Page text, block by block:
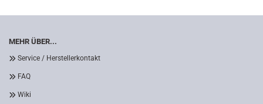
MEHR ÜBER...
Service / Herstellerkontakt
FAQ
Wiki